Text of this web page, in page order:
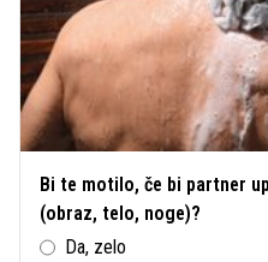
Bi te motilo, če bi partner
(obraz, telo, noge)?
Da, zelo